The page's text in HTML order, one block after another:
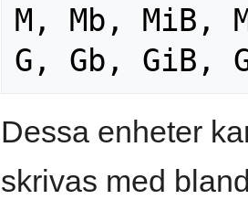
M, Mb, MiB,
Dessa enheter
skrivas med